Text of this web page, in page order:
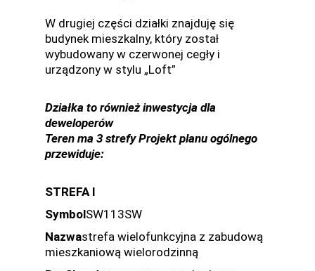
W drugiej części działki znajduję się
budynek mieszkalny, który został
wybudowany w czerwonej cegły i
urządzony w stylu „Loft”
Działka to również inwestycja dla
deweloperów
Teren ma 3 strefy Projekt planu ogólnego
przewiduje:
STREFA I
SymbolSW113SW
Nazwastrefa wielofunkcyjna z zabudową
mieszkaniową wielorodzinną